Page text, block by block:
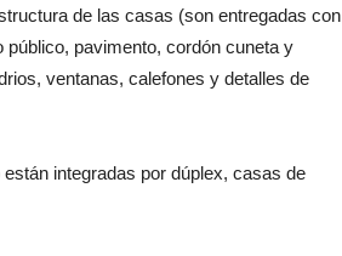
de las casas (son entregadas con
pavimento, cordón cuneta y
ventanas, calefones y detalles de
integradas por dúplex, casas de